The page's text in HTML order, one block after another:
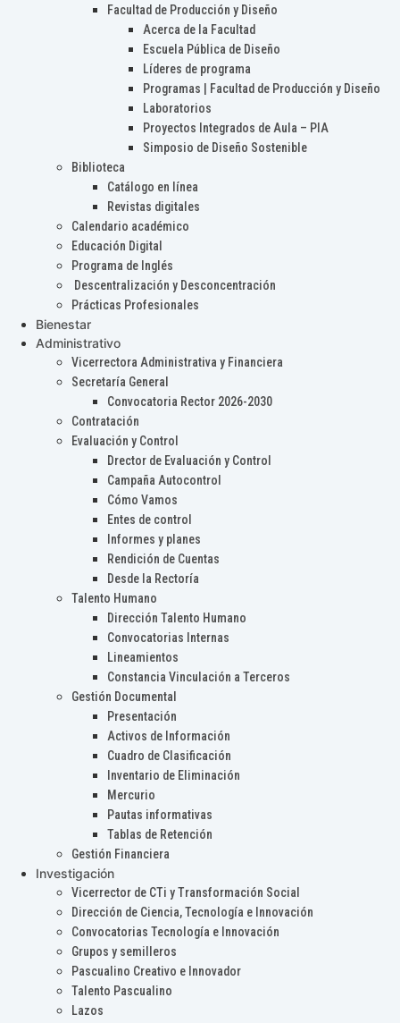
Facultad de Producción y Diseño
Acerca de la Facultad
Escuela Pública de Diseño
Líderes de programa
Programas | Facultad de Producción y Diseño
Laboratorios
Proyectos Integrados de Aula – PIA
Simposio de Diseño Sostenible
Biblioteca
Catálogo en línea
Revistas digitales
Calendario académico
Educación Digital
Programa de Inglés
Descentralización y Desconcentración
Prácticas Profesionales
Bienestar
Administrativo
Vicerrectora Administrativa y Financiera
Secretaría General
Convocatoria Rector 2026-2030
Contratación
Evaluación y Control
Drector de Evaluación y Control
Campaña Autocontrol
Cómo Vamos
Entes de control
Informes y planes
Rendición de Cuentas
Desde la Rectoría
Talento Humano
Dirección Talento Humano
Convocatorias Internas
Lineamientos
Constancia Vinculación a Terceros
Gestión Documental
Presentación
Activos de Información
Cuadro de Clasificación
Inventario de Eliminación
Mercurio
Pautas informativas
Tablas de Retención
Gestión Financiera
Investigación
Vicerrector de CTi y Transformación Social
Dirección de Ciencia, Tecnología e Innovación
Convocatorias Tecnología e Innovación
Grupos y semilleros
Pascualino Creativo e Innovador
Talento Pascualino
Lazos